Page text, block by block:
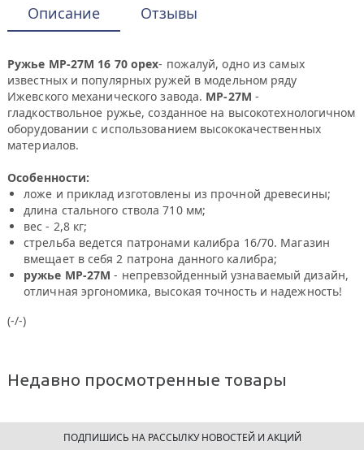
Описание Отзывы
Ружье МР-27М 16 70 орех- пожалуй, одно из самых
известных и популярных ружей в модельном ряду
Ижевского механического завода. МР-27М -
гладкоствольное ружье, созданное на высокотехнологичном
оборудовании с использованием высококачественных
материалов.
Особенности:
ложе и приклад изготовлены из прочной древесины;
длина стального ствола 710 мм;
вес - 2,8 кг;
стрельба ведется патронами калибра 16/70. Магазин
вмещает в себя 2 патрона данного калибра;
ружье МР-27М - непревзойденный узнаваемый дизайн,
отличная эргономика, высокая точность и надежность!
(-/-)
Недавно просмотренные товары
ПОДПИШИСЬ НА РАССЫЛКУ НОВОСТЕЙ И АКЦИЙ